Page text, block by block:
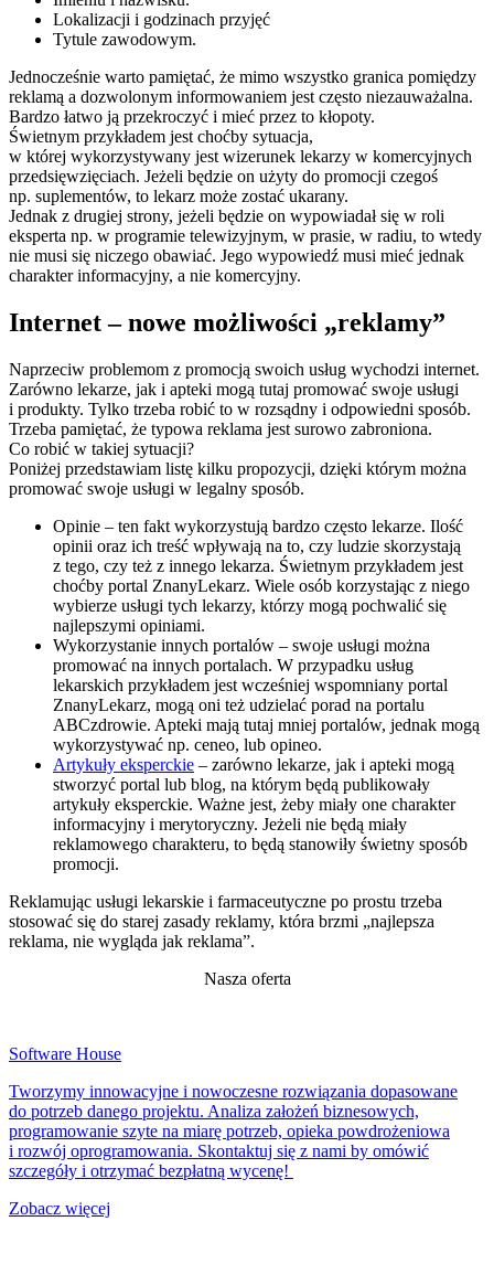
Lokalizacji i godzinach przyjęć
Tytule zawodowym.
Jednocześnie warto pamiętać, że mimo wszystko granica pomiędzy
reklamą a dozwolonym informowaniem jest często niezauważalna.
Bardzo łatwo ją przekroczyć i mieć przez to kłopoty.
Świetnym przykładem jest choćby sytuacja,
w której wykorzystywany jest wizerunek lekarzy w komercyjnych
przedsięwzięciach. Jeżeli będzie on użyty do promocji czegoś
np. suplementów, to lekarz może zostać ukarany.
Jednak z drugiej strony, jeżeli będzie on wypowiadał się w roli
eksperta np. w programie telewizyjnym, w prasie, w radiu, to wtedy
nie musi się niczego obawiać. Jego wypowiedź musi mieć jednak
charakter informacyjny, a nie komercyjny.
Internet – nowe możliwości „reklamy”
Naprzeciw problemom z promocją swoich usług wychodzi internet.
Zarówno lekarze, jak i apteki mogą tutaj promować swoje usługi
i produkty. Tylko trzeba robić to w rozsądny i odpowiedni sposób.
Trzeba pamiętać, że typowa reklama jest surowo zabroniona.
Co robić w takiej sytuacji?
Poniżej przedstawiam listę kilku propozycji, dzięki którym można
promować swoje usługi w legalny sposób.
Opinie – ten fakt wykorzystują bardzo często lekarze. Ilość
opinii oraz ich treść wpływają na to, czy ludzie skorzystają
z tego, czy też z innego lekarza. Świetnym przykładem jest
choćby portal ZnanyLekarz. Wiele osób korzystając z niego
wybierze usługi tych lekarzy, którzy mogą pochwalić się
najlepszymi opiniami.
Wykorzystanie innych portalów – swoje usługi można
promować na innych portalach. W przypadku usług
lekarskich przykładem jest wcześniej wspomniany portal
ZnanyLekarz, mogą oni też udzielać porad na portalu
ABCzdrowie. Apteki mają tutaj mniej portalów, jednak mogą
wykorzystywać np. ceneo, lub opineo.
Artykuły eksperckie – zarówno lekarze, jak i apteki mogą
stworzyć portal lub blog, na którym będą publikowały
artykuły eksperckie. Ważne jest, żeby miały one charakter
informacyjny i merytoryczny. Jeżeli nie będą miały
reklamowego charakteru, to będą stanowiły świetny sposób
promocji.
Reklamując usługi lekarskie i farmaceutyczne po prostu trzeba
stosować się do starej zasady reklamy, która brzmi „najlepsza
reklama, nie wygląda jak reklama”.
Nasza oferta
Software House
Tworzymy innowacyjne i nowoczesne rozwiązania dopasowane
do potrzeb danego projektu. Analiza założeń biznesowych,
programowanie szyte na miarę potrzeb, opieka powdrożeniowa
i rozwój oprogramowania. Skontaktuj się z nami by omówić
szczegóły i otrzymać bezpłatną wycenę!
Zobacz więcej